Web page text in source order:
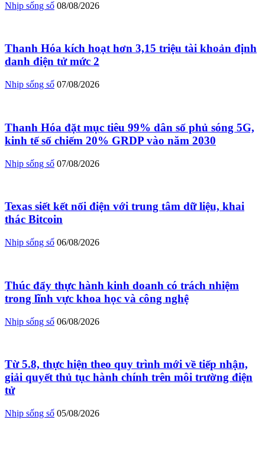
Nhịp sống số 08/08/2026
Thanh Hóa kích hoạt hơn 3,15 triệu tài khoản định
danh điện tử mức 2
Nhịp sống số 07/08/2026
Thanh Hóa đặt mục tiêu 99% dân số phủ sóng 5G,
kinh tế số chiếm 20% GRDP vào năm 2030
Nhịp sống số 07/08/2026
Texas siết kết nối điện với trung tâm dữ liệu, khai
thác Bitcoin
Nhịp sống số 06/08/2026
Thúc đẩy thực hành kinh doanh có trách nhiệm
trong lĩnh vực khoa học và công nghệ
Nhịp sống số 06/08/2026
Từ 5.8, thực hiện theo quy trình mới về tiếp nhận,
giải quyết thủ tục hành chính trên môi trường điện
tử
Nhịp sống số 05/08/2026